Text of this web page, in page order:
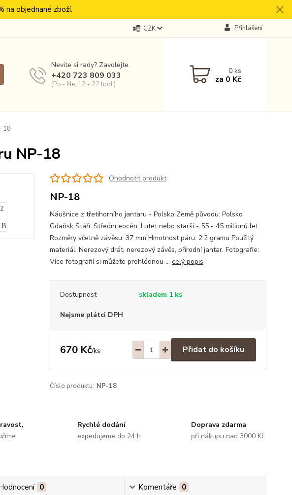
na objednané zboží.
CZK Přihlášení
Nevíte si rady? Zavolejte.
+420 723 809 033
(Po - Ne, 12 - 22 hod.)
0ks
za 0 Kč
18
NP-18
Ohodnotit produkt
NP-18
Náušnice z třetihorního jantaru - Polsko Země původu: Polsko
Gdaňsk Stáří: Střední eocén, Lutet nebo starší - 55 - 45 milionů let.
Rozměry včetně závěsu: 37 mm Hmotnost páru: 2.2 gramu Použitý
materiál: Nerezový drát, nerezový závěs, přírodní jantar. Fotografie:
Více fotografií si můžete prohlédnou ... celý popis
Dostupnost skladem 1 ks
Nejsme plátci DPH
670 Kč/ks Přidat do košíku
Číslo produktu: NP-18
Rychlé dodání
expedujeme do 24 h
Doprava zdarma
při nákupu nad 3000 Kč
0 Komentáře 0